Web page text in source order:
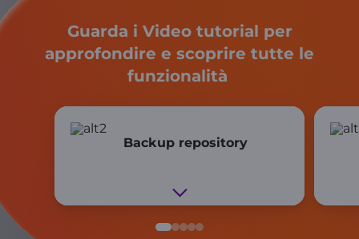
Guarda i Video tutorial per
approfondire e scoprire tutte le
funzionalità
Backup repository